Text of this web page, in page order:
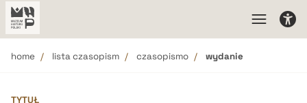
home lista czasopism czasopismo wydanie
TYTUŁ